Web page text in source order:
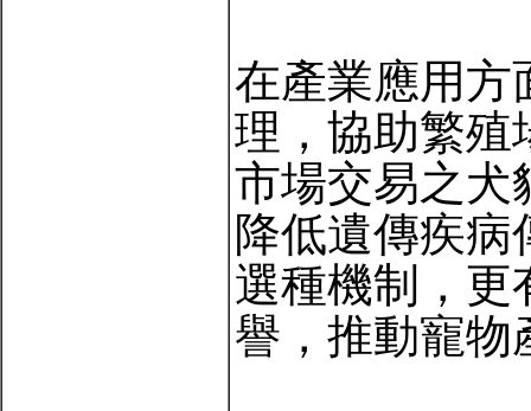
在產業應用方
理，協助繁殖
市場交易之犬
降低遺傳疾
選種機制，更
譽，推動寵物